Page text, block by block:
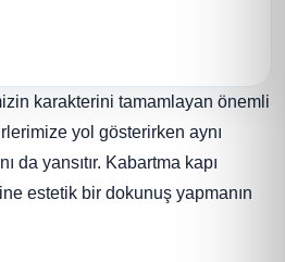
karakterini tamamlayan önemli
yol gösterirken aynı
da yansıtır. Kabartma kapı
estetik bir dokunuş yapmanın